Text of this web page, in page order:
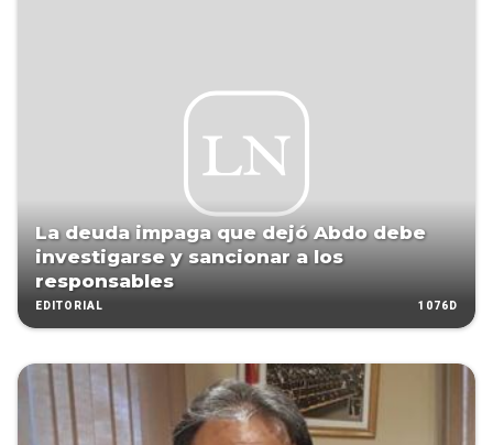
La deuda impaga que dejó Abdo debe
investigarse y sancionar a los
responsables
EDITORIAL 1076D